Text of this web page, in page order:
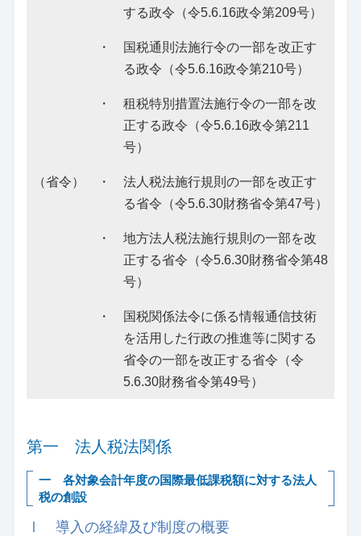
する政令（令5.6.16政令第209号）
・ 国税通則法施行令の一部を改正す
る政令（令5.6.16政令第210号）
・ 租税特別措置法施行令の一部を改
正する政令（令5.6.16政令第211
号）
（省令） ・ 法人税法施行規則の一部を改正す
る省令（令5.6.30財務省令第47号）
・ 地方法人税法施行規則の一部を改
正する省令（令5.6.30財務省令第48
号）
・ 国税関係法令に係る情報通信技術
を活用した行政の推進等に関する
省令の一部を改正する省令（令
5.6.30財務省令第49号）
第一 法人税法関係
一 各対象会計年度の国際最低課税額に対する法人
税の創設
Ⅰ 導入の経緯及び制度の概要